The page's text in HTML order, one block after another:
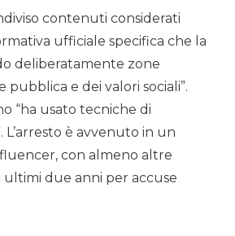
contenuti considerati
ufficiale specifica che la
deliberatamente zone
e dei valori sociali”.
“ha usato tecniche di
è avvenuto in un
con almeno altre
due anni per accuse